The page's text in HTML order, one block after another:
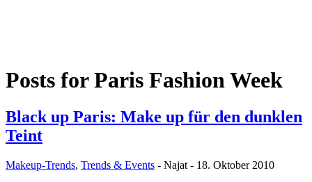
Posts forParis Fashion Week
Black up Paris: Make up für den dunklen
Teint
Makeup-Trends, Trends & Events - Najat - 18. Oktober 2010